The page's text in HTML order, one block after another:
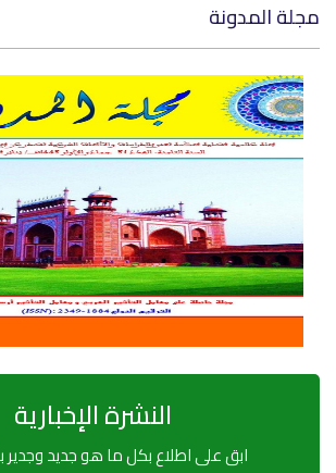
النشرة الإخبارية
ابق على اطلاع بكل ما هو جديد وجدير بالملاحظة